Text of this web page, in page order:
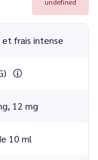
frais intense
12 mg
10 ml